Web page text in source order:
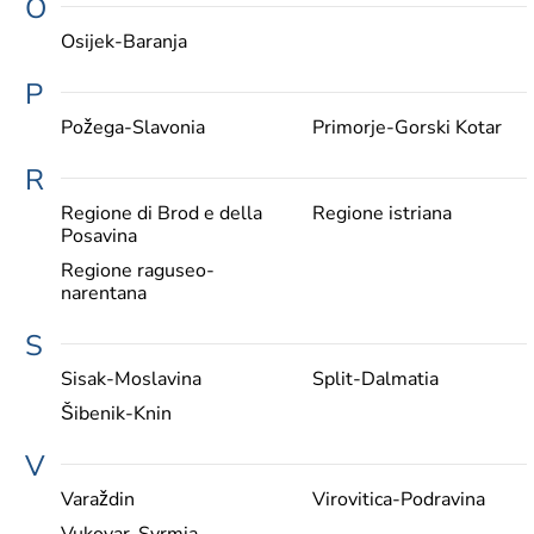
O
Osijek-Baranja
P
Požega-Slavonia Primorje-Gorski Kotar
R
Regione di Brod e della
Posavina
Regione istriana
Regione raguseo-
narentana
S
Sisak-Moslavina
Split-Dalmatia
Šibenik-Knin
V
Varaždin
Virovitica-Podravina